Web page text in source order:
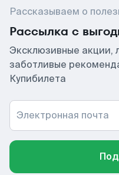
Рассказываем о
Рассылка с
Эксклюзивные акции,
заботливые
Купибилета
Электронная почта